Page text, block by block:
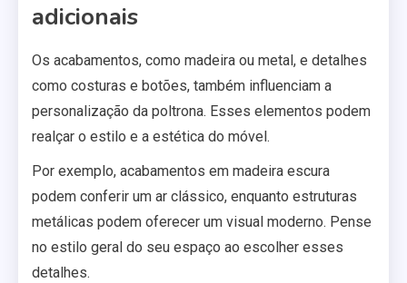
adicionais
Os acabamentos, como madeira ou metal, e detalhes
como costuras e botões, também influenciam a
personalização da poltrona. Esses elementos podem
realçar o estilo e a estética do móvel.
Por exemplo, acabamentos em madeira escura
podem conferir um ar clássico, enquanto estruturas
metálicas podem oferecer um visual moderno. Pense
no estilo geral do seu espaço ao escolher esses
detalhes.